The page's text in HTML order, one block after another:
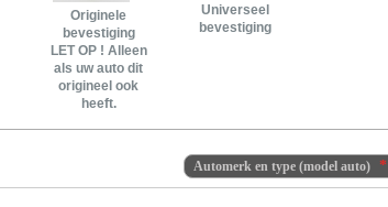
Originele
bevestiging
LET OP ! Alleen
als uw auto dit
origineel ook
heeft.
Universeel
bevestiging
Automerk en type (model auto)